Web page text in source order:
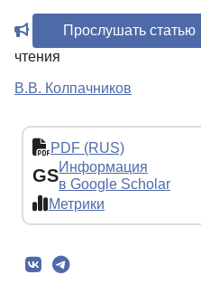
Прослушать статью
чтения
В.В. Колпачников
PDF (RUS)
GSИнформация
в Google Scholar
Метрики